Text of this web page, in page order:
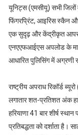
यूनिट्स (एमसीयू) सभी जिलों
फिंगरप्रिंट, आइरिस स्कैन
एक सुदृढ़ और केंद्रीकृत
एनएएफआईएस अपलोड के
आधारित पुलिसिंग में अग्रणी
राष्ट्रीय अपराध रिकॉर्ड
लगातार शत-प्रतिशत अंक
हरियाणा 41 बार शीर्ष
प्रतिबद्धता को दर्शाता